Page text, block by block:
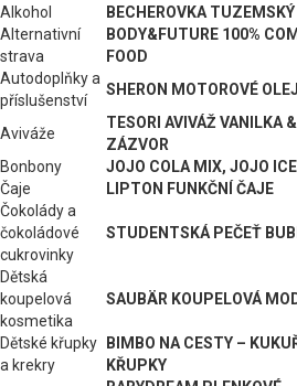
Alkohol
BECHEROVKA TUZEMSKÝ
Alternativní
strava
BODY&FUTURE 100%
FOOD
Autodoplňky a
příslušenství
SHERON MOTOROVÉ
Aviváže
TESORI AVIVÁŽ VANILKA &
ZÁZVOR
Bonbony
JOJO COLA MIX, JOJO
Čaje
LIPTON FUNKČNÍ ČAJE
Čokolády a
čokoládové
cukrovinky
STUDENTSKÁ PEČEŤ
Dětská
koupelová
kosmetika
SAUBÄR KOUPELOVÁ
Dětské křupky
a krekry
BIMBO NA CESTY –
KŘUPKY